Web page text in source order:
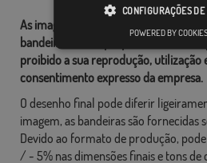
As imagens e outros recursos
bandeiras são de propriedade de
proibido a sua reprodução, utilização
consentimento expresso da empresa.
O desenho final pode diferir
imagem, as bandeiras são fornecidas
Devido ao formato de produção,
/ - 5% nas dimensões finais e tons de
CONFIGURAÇÕES DE
POWERED BY